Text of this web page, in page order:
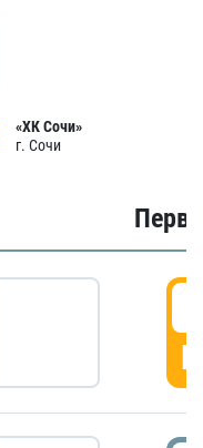
«ХК Сочи»
г. Сочи